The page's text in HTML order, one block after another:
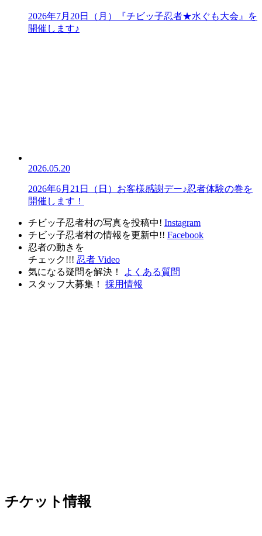
2026年7月20日（月）『チビッ子忍者★水ぐも大会』を
開催します♪
2026.05.20
2026年6月21日（日）お客様感謝デー♪忍者体験の巻を
開催します！
チビッ子忍者村の写真を投稿中! Instagram
チビッ子忍者村の情報を更新中!! Facebook
忍者の動きを
チェック!!! 忍者 Video
気になる疑問を解決！
よくある質問
スタッフ大募集！ 採用情報
チケット情報